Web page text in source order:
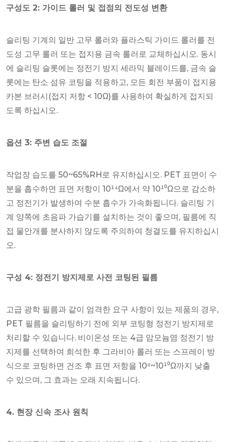
구성도 2: 가이드 롤러 및 접점의 전도성 변환
슬리팅 기계의 일반 고무 롤러와 플라스틱 가이드 롤러를 전
도성 고무 롤러 또는 접지용 금속 롤러로 교체하십시오. 동시
에 슬리팅 슬롯에는 정전기 방지 세라믹 블레이드를, 금속 슬
롯에는 탄소 섬유 코팅을 적용하고, 모든 회전 부품이 접지용
카본 브러시(접지 저항 < 10Ω)를 사용하여 확실하게 접지되
도록 하십시오.
옵션 3: 주변 습도 조절
작업장 습도를 50~65%RH로 유지하십시오. PET 표면이 수
분을 흡수하면 표면 저항이 10¹⁴Ω에서 약 10¹⁰Ω으로 감소하
고 정전기가 발생하여 수분 흡수가 가속화됩니다. 슬리팅 기
계 양쪽에 초음파 가습기를 설치하는 것이 좋으며, 필름에 직
접 물안개를 분사하지 않도록 주의하여 청결도를 유지하십시
오.
구성 4: 정전기 방지제로 사전 코팅된 필름
고급 광학 필름과 같이 엄격한 요구 사항이 있는 제품의 경우,
PET 필름을 슬리팅하기 전에 외부 코팅형 정전기 방지제로
처리할 수 있습니다. 비이온성 또는 4급 암모늄염 정전기 방
지제를 선택하여 희석한 후 그라비아 롤러 또는 스프레이 방
식으로 코팅하면 건조 후 표면 저항을 10⁸~10¹⁰Ω까지 낮출
수 있으며, 그 효과는 오래 지속됩니다.
4. 현장 신속 조사 원칙